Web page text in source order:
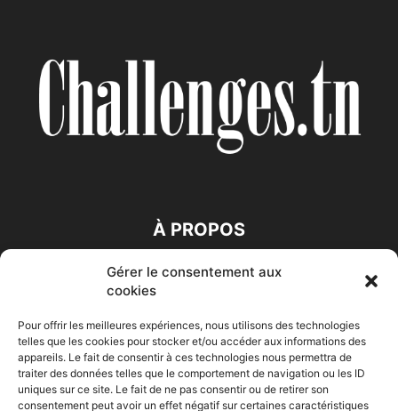
Gérer le consentement aux
cookies
Pour offrir les meilleures expériences, nous utilisons des technologies
telles que les cookies pour stocker et/ou accéder aux informations des
appareils. Le fait de consentir à ces technologies nous permettra de
traiter des données telles que le comportement de navigation ou les ID
uniques sur ce site. Le fait de ne pas consentir ou de retirer son
consentement peut avoir un effet négatif sur certaines caractéristiques
À PROPOS
SUIVEZ NOUS